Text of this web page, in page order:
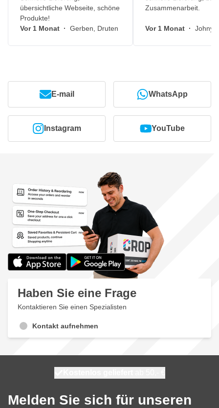
übersichtliche Webseite, schöne
Produkte!
Vor 1 Monat · Gerben, Druten
Zusammenarbeit.
Vor 1 Monat · Johny,
E-mail WhatsApp
Instagram YouTube
Haben Sie eine Frage
Kontaktieren Sie einen Spezialisten
Kontakt aufnehmen
Melden Sie sich für unseren